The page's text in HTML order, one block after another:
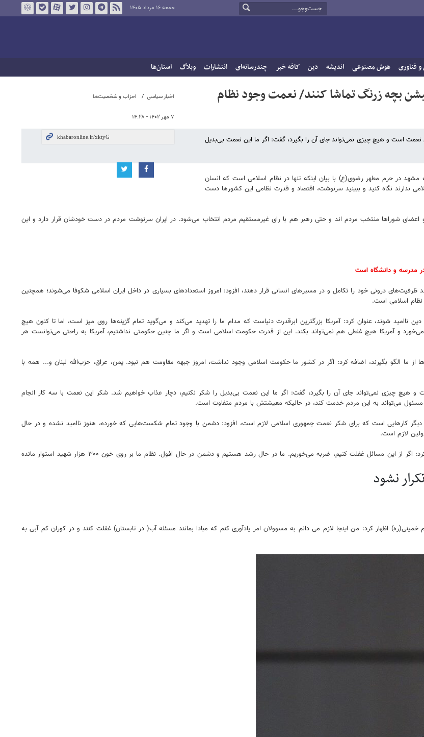
جمعه ۱۶ مرداد ۱۴۰۵
فناوری هوش مصنوعی اندیشه دین کافه خبر چندرسانه‌ای انتشارات وبلاگ استان‌ها
اخبار سیاسی احزاب و شخصیت‌ها
۷ مهر ۱۴۰۲ - ۱۴:۲۸
بچه زرنگ تماشا کنند/ نعمت وجود نظام
است و هیچ چیزی نمی‌تواند جای آن را بگیرد، گفت: اگر ما این نعمت بی‌بدیل
عبادی-سیاسی نماز جمعه مشهد در حرم مطهر رضوی(ع) با بیان اینکه تنها در نظام اسلامی است که انسان
ندارند نگاه کنید و ببینید سرنوشت، اقتصاد و قدرت نظامی این کشورها دست
اعضای شوراها منتخب مردم اند ‌و حتی رهبر هم با رای غیرمستقیم مردم انتخاب می‌شود. در ایران سرنوشت مردم در دست خودشان قرار دارد و این
مدرسه و دانشگاه است
ظرفیت‌های درونی خود را تکامل و در مسیرهای انسانی قرار دهند، افزود: امروز استعدادهای بسیاری در داخل ایران اسلامی شکوفا می‌شوند؛ همچنین
نظام اسلامی است.
شوند، عنوان کرد: آمریکا بزرگترین ابرقدرت دنیاست که مدام ما را تهدید می‌کند و می‌گوید تمام گزینه‌ها روی میز است‌، اما تا کنون هیچ
می‌خورد و آمریکا هیچ غلطی هم نمی‌تواند بکند. این‌ از قدرت حکومت اسلامی است و اگر ما چنین حکومتی نداشتیم، آمریکا به راحتی می‌توانست هر
ما الگو بگیرند، اضافه کرد: اگر در کشور ما حکومت اسلامی وجود نداشت، امروز جبهه مقاومت هم نبود. یمن، عراق، حزب‌الله لبنان و... همه با
هیچ چیزی نمی‌تواند جای آن را بگیرد، گفت: اگر ما این نعمت بی‌بدیل را شکر نکنیم، دچار عذاب خواهیم شد. شکر این نعمت با سه کار انجام
می‌تواند به این مردم خدمت کند، در حالیکه معیشتش با مردم متفاوت است.
دیگر کارهایی است که برای شکر نعمت جمهوری اسلامی لازم است، افزود: دشمن با وجود تمام شکست‌هایی که خورده، هنوز ناامید نشده و در حال
لازم است‌.
وی با تاکید بر اینکه امروز وحدت، امنیت ملی و اقتصاد جزو مسائل اصلی ماست، عنوان کرد: اگر از این مسائل غفلت کنیم، ضربه می‌خوریم‌. ما در حال رشد هستیم و دشمن در حال افول‌. نظام ما بر روی خون ۳۰۰ هزار شهید استوار مانده
نشود
اظهار کرد: من اینجا لازم می دانم به مسوولان امر یادآوری کنم که مبادا بمانند مسئله آب( در تابستان) غفلت کنند و در کوران کم آبی به